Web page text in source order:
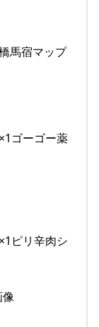
馬宿マップ
ゴーゴー薬
ピリ辛肉シ